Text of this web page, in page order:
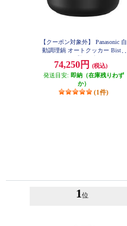
【クーポン対象外】 Panasonic 自
動調理鍋 オートクッカー Bistro
容量最大5合/圧力/ブラック】 NF-
AC1000-K
74,250円
(税込)
発送目安: 即納（在庫残りわず
か）
(1件)
1 位